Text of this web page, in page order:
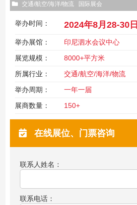
交通/航空/海洋/物流 国际展会
举办时间： 2024年8月28-30日
举办展馆：
印尼泗水会议中心
展览规模：
8000+平方米
所属行业：
交通/航空/海洋/物流
举办周期：
一年一届
展商数量：
150+
在线展位、门票咨询
联系人姓名：
联系电话：